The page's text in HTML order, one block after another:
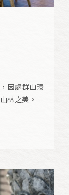
因處群山環
林之美。